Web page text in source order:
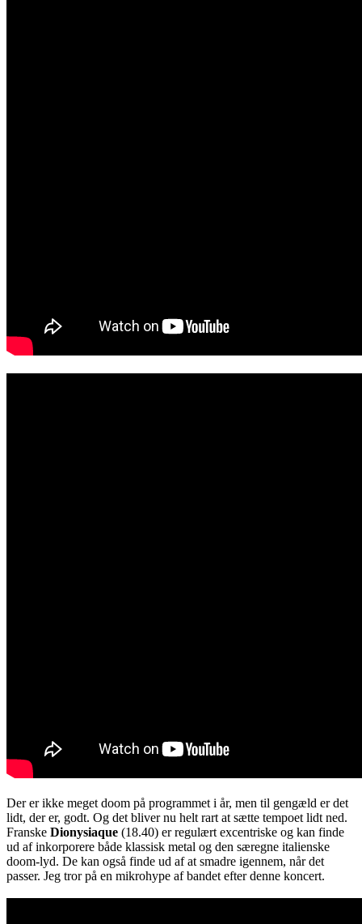
Der er ikke meget doom på programmet i år, men til gengæld er det
lidt, der er, godt. Og det bliver nu helt rart at sætte tempoet lidt ned.
Franske Dionysiaque (18.40) er regulært excentriske og kan finde
ud af inkorporere både klassisk metal og den særegne italienske
doom-lyd. De kan også finde ud af at smadre igennem, når det
passer. Jeg tror på en mikrohype af bandet efter denne koncert.